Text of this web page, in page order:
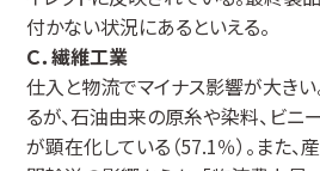
付かない状況にあるといえる。
Ｃ．繊維工業
仕入と物流でマイナス影響が大き
るが、石油由来の原糸や染料、ビ
が顕在化している（57.1％）。また